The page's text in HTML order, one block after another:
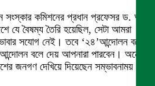
সংস্কার কমিশনের প্রধান প্রফেসর ড. আলী
যে বৈষম্য তৈরি হয়েছিল, সেটা আমরা
সযোগ নেই। তবে ‘২৪’আন্দোলন বলে
বলে দেয় আপনারা পারবেন। অনেকে
জনগণ দেখিয়ে দিয়েছেন সম্ভাবনাময়